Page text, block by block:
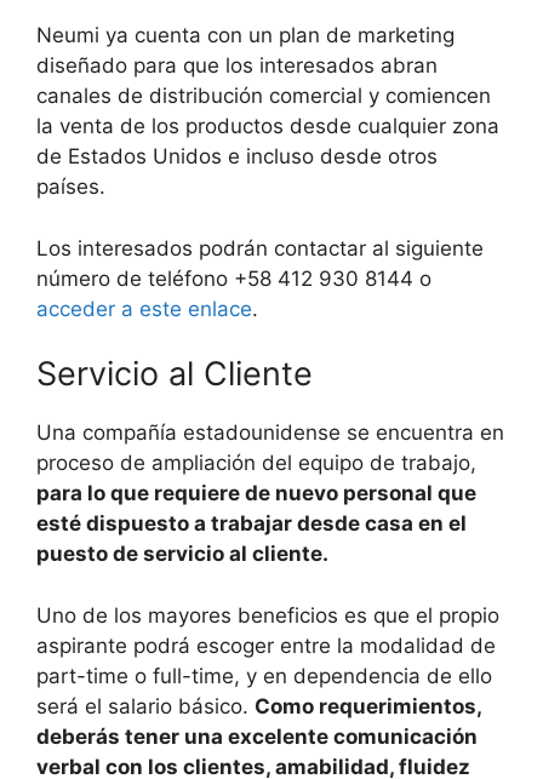
Neumi ya cuenta con un plan de marketing
diseñado para que los interesados abran
canales de distribución comercial y comiencen
la venta de los productos desde cualquier zona
de Estados Unidos e incluso desde otros
países.
Los interesados podrán contactar al siguiente
número de teléfono +58 412 930 8144 o
acceder a este enlace.
Servicio al Cliente
Una compañía estadounidense se encuentra en
proceso de ampliación del equipo de trabajo,
para lo que requiere de nuevo personal que
esté dispuesto a trabajar desde casa en el
puesto de servicio al cliente.
Uno de los mayores beneficios es que el propio
aspirante podrá escoger entre la modalidad de
part-time o full-time, y en dependencia de ello
será el salario básico. Como requerimientos,
deberás tener una excelente comunicación
verbal con los clientes, amabilidad, fluidez